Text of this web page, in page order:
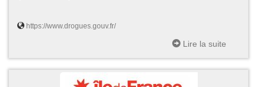
https://www.drogues.gouv.fr/
Lire la suite